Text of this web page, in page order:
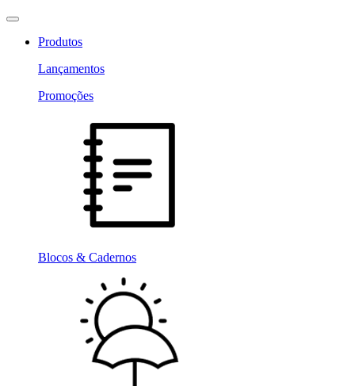
Produtos
Lançamentos
Promoções
Blocos & Cadernos